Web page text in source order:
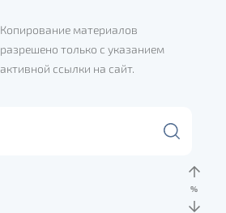
Копирование материалов
разрешено только с указанием
активной ссылки на сайт.
%